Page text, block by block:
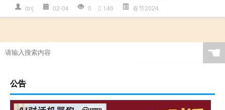
dnj 02-04 0 146 春节2024
☚
公告